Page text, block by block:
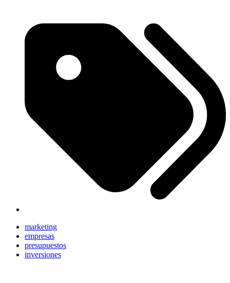
marketing
empresas
presupuestos
inversiones